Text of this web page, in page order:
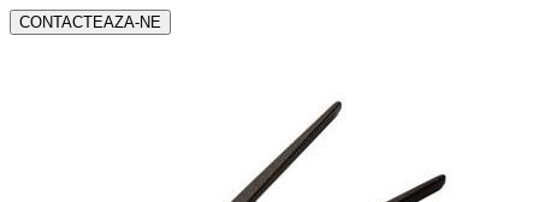
CONTACTEAZA-NE